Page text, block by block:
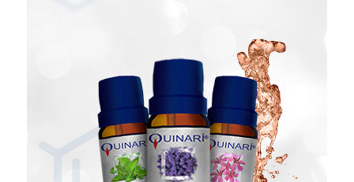
Pratica diária da aromaterapia.
CLIQUE AQUI